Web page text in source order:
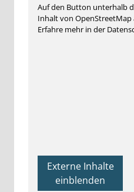
Auf den Button unterhalb
Inhalt von OpenStreetMap
Erfahre mehr in der
Externe Inhalte
einblenden